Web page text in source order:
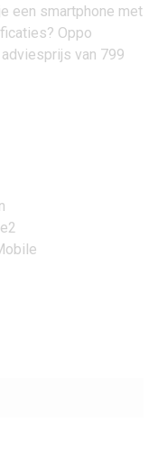
een smartphone met
Oppo
van 799